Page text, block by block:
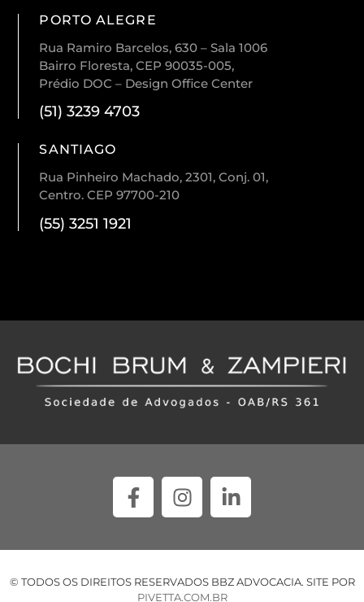
PORTO ALEGRE
Rua Ramiro Barcelos, 630 – Sala 1006
Bairro Floresta, CEP 90035-005,
Prédio DOC – Design Office Center
(51) 3239 4703
SANTIAGO
Rua Pinheiro Machado, 2301, Conj. 01,
Centro. CEP 97700-210
(55) 3251 1921
© TODOS OS DIREITOS RESERVADOS BBZ ADVOCACIA. SITE POR
PIVETTA.COM.BR